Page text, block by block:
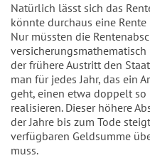
Natürlich lässt sich das
könnte durchaus eine
Nur müssten die
der frühere Austritt den
man für jedes Jahr, das ein
geht, einen etwa doppelt
realisieren. Dieser höhere
der Jahre bis zum Tode
verfügbaren Geldsumme
muss.